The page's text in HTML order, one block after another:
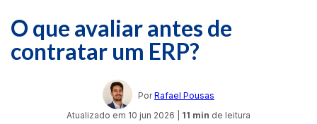
O que avaliar antes de
contratar um ERP?
Por Rafael Pousas
Atualizado em 10 jun 2026 11 min de leitura